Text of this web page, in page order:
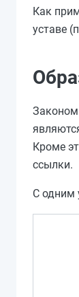
Как
уставе
Законом
Кроме
ссылки.
С одним